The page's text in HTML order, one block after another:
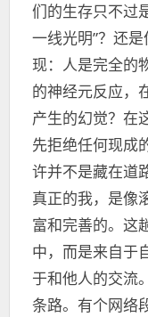
们的生存只不过
一线光明”？还
现：人是完全的
的神经元反应，
产生的幻觉？在
先拒绝任何现成
许并不是藏在道
真正的我，是像
富和完善的。这
中，而是来自于
于和他人的交流
条路。有个网络